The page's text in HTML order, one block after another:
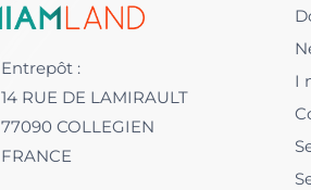
Entrepôt :
14 RUE DE LAMIRAULT
77090 COLLEGIEN
FRANCE
I